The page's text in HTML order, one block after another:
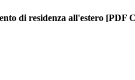
di residenza all'estero [PDF